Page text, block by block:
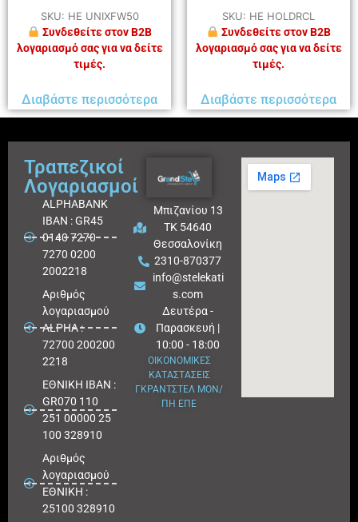
SKU: HE UNIXFW50
Συνδεθείτε στον B2B
λογαριασμό σας για να δείτε
τιμές.
Διαβάστε περισσότερα
SKU: HE HOLDRCL
Συνδεθείτε στον B2B
λογαριασμό σας για να δείτε
τιμές.
Διαβάστε περισσότερα
Τραπεζικοί
Λογαριασμοί
ALPHABANK
IBAN : GR45
0140 7270
7270 0200
2002218
Aριθμός
λογαριασμού
ALPHA :
72700 200200
2218
ΕΘΝΙΚΗ ΙΒΑΝ :
GR070 110
251 00000 25
100 328910
Αριθμός
λογαριασμού
ΕΘΝΙΚΗ :
25100 328910
Μπιζανίου 13
ΤΚ 54640
Θεσσαλονίκη
2310-870377
info@stelekati
s.com
Δευτέρα -
Παρασκευή |
10:00 - 18:00
ΟΙΚΟΝΟΜΙΚΕΣ
ΚΑΤΑΣΤΑΣΕΙΣ
ΓΚΡΑΝΤΣΤΕΛ ΜΟΝ/
ΠΗ ΕΠΕ